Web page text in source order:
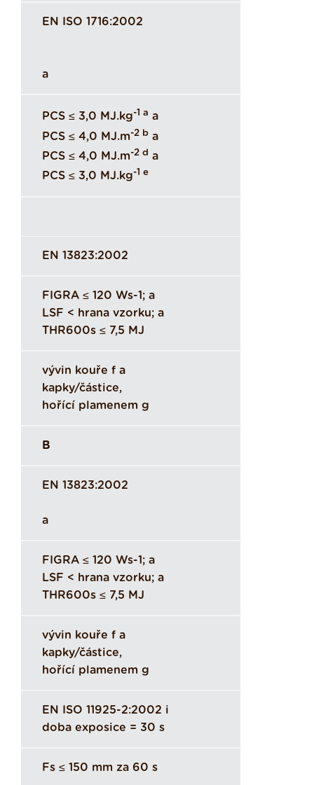
EN ISO 1716:2002
a
PCS ≤ 3,0 MJ.kg-1 a a
PCS ≤ 4,0 MJ.m-2 b a
PCS ≤ 4,0 MJ.m-2 d a
PCS ≤ 3,0 MJ.kg-1 e
EN 13823:2002
FIGRA ≤ 120 Ws-1; a
LSF < hrana vzorku; a
THR600s ≤ 7,5 MJ
vývin kouře f a
kapky/částice,
hořící plamenem g
B
EN 13823:2002
a
FIGRA ≤ 120 Ws-1; a
LSF < hrana vzorku; a
THR600s ≤ 7,5 MJ
vývin kouře f a
kapky/částice,
hořící plamenem g
EN ISO 11925-2:2002 i
doba exposice = 30 s
Fs ≤ 150 mm za 60 s